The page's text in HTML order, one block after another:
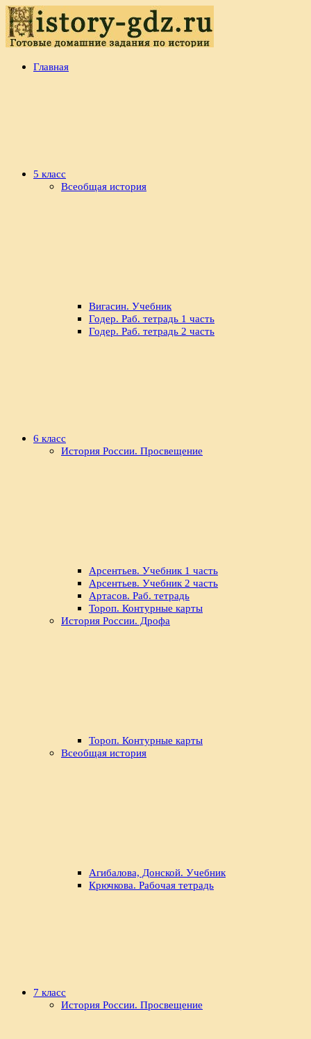
Перейти
к
содержимому
history-
ГотовыеГлавная
5 класс
Всеобщая история
Вигасин. Учебник
Годер. Раб. тетрадь 1 часть
Годер. Раб. тетрадь 2 часть
6 класс
История России. Просвещение
Арсентьев. Учебник 1 часть
Арсентьев. Учебник 2 часть
Артасов. Раб. тетрадь
Тороп. Контурные карты
История России. Дрофа
Тороп. Контурные карты
Всеобщая история
Агибалова, Донской. Учебник
Крючкова. Рабочая тетрадь
7 класс
История России. Просвещение